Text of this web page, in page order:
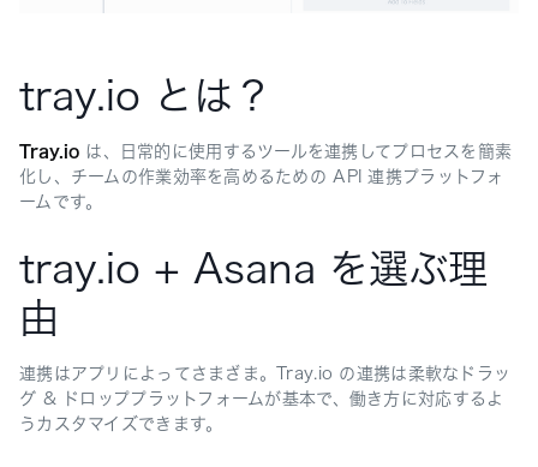
tray.io とは？
Tray.io は、日常的に使用するツールを連携してプロセスを簡素
化し、チームの作業効率を高めるための API 連携プラットフォ
ームです。
tray.io + Asana を選ぶ理
由
連携はアプリによってさまざま。Tray.io の連携は柔軟なドラッ
グ & ドロッププラットフォームが基本で、働き方に対応するよ
うカスタマイズできます。